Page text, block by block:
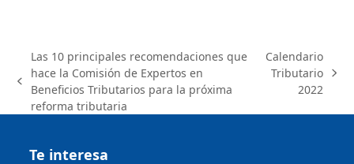
previous
post:
Las 10 principales recomendaciones que
hace la Comisión de Expertos en
Beneficios Tributarios para la próxima
reforma tributaria
next
Calendario
Tributario
2022
Te interesa